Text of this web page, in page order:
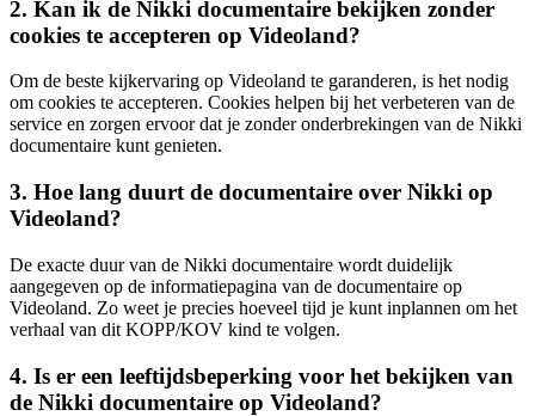
2. Kan ik de Nikki documentaire bekijken zonder
cookies te accepteren op Videoland?
Om de beste kijkervaring op Videoland te garanderen, is het nodig
om cookies te accepteren. Cookies helpen bij het verbeteren van de
service en zorgen ervoor dat je zonder onderbrekingen van de Nikki
documentaire kunt genieten.
3. Hoe lang duurt de documentaire over Nikki op
Videoland?
De exacte duur van de Nikki documentaire wordt duidelijk
aangegeven op de informatiepagina van de documentaire op
Videoland. Zo weet je precies hoeveel tijd je kunt inplannen om het
verhaal van dit KOPP/KOV kind te volgen.
4. Is er een leeftijdsbeperking voor het bekijken van
de Nikki documentaire op Videoland?